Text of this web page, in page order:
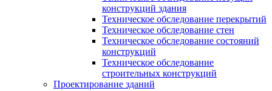
конструкций здания
Техническое обследование перекрытий
Техническое обследование стен
Техническое обследование состояний
конструкций
Техническое обследование
строительных конструкций
Проектирование зданий